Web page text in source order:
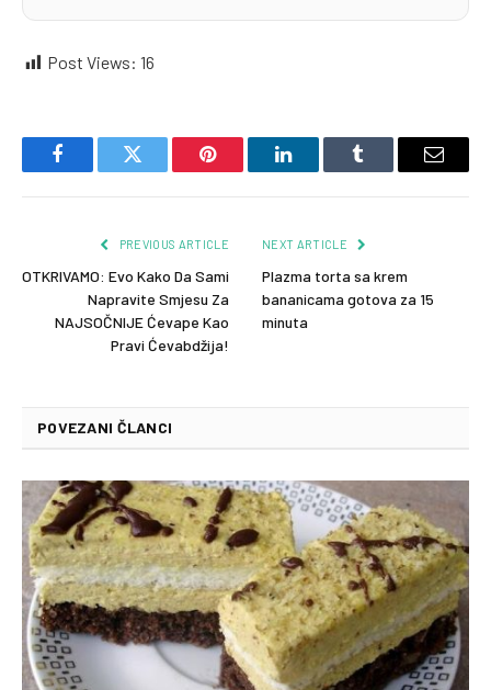
Post Views: 16
FacebookTwitter Pinterest LinkedInTumblr Email
PREVIOUS ARTICLE
OTKRIVAMO: Evo Kako Da Sami
Napravite Smjesu Za
NAJSOČNIJE Ćevape Kao
Pravi Ćevabdžija!
NEXT ARTICLE
Plazma torta sa krem
bananicama gotova za 15
minuta
POVEZANI ČLANCI